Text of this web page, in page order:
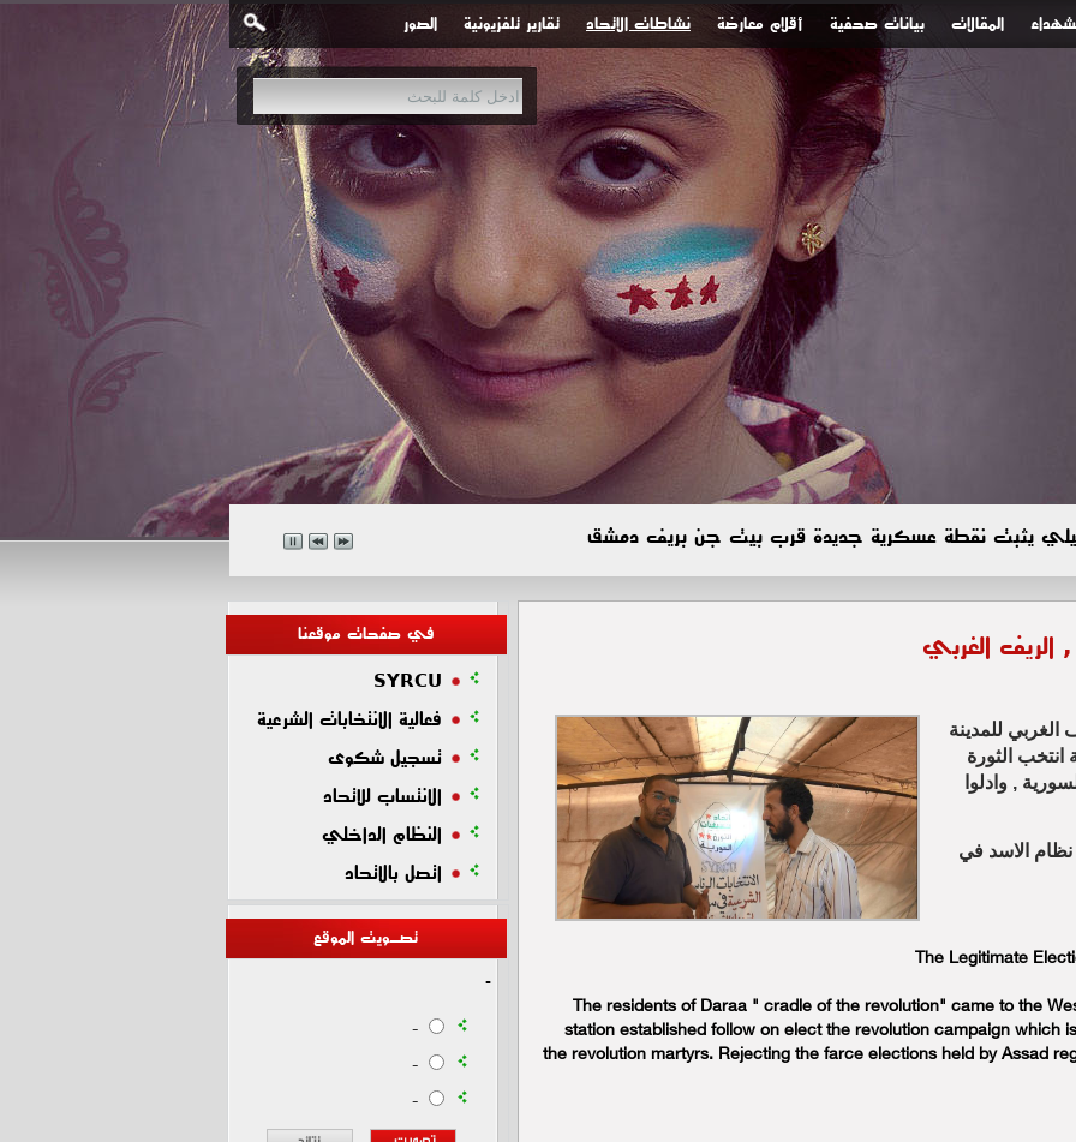
المقالات بيانات صحفية أقلام معارضة نشاطات الاتحاد تقارير تلفزيونية الصور
يثبت نقطة عسكرية جديدة قرب بيت جن بريف دمشق
الريف الغربي
الغربي للمدينة
انتخب الثورة
, وادلوا
نظام الاسد في
The Legitimate
The residents of Daraa " cradle of the revolution" came to the
station established follow on elect the revolution campaign which
the revolution martyrs. Rejecting the farce elections held by Assad
في صفحات موقعنا
SYRCU
فعالية الانتخابات الشرعية
تسجيل شكوى
الانتساب للاتحاد
النظام الداخلي
اتصل بالاتحاد
تصـويت الموقع
-
-
-
-